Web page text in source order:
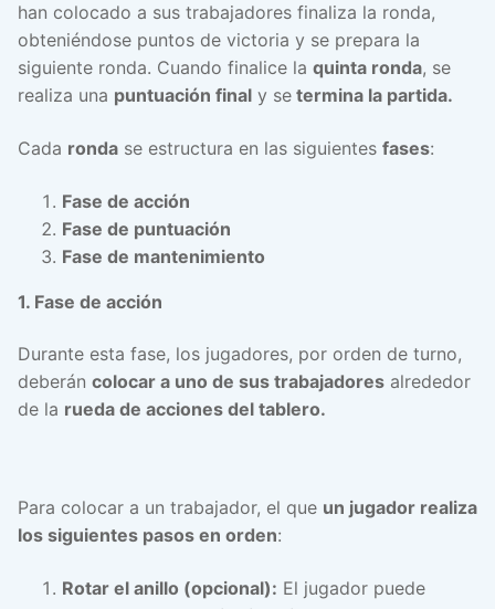
han colocado a sus trabajadores finaliza la ronda,
obteniéndose puntos de victoria y se prepara la
siguiente ronda. Cuando finalice la quinta ronda, se
realiza una puntuación final y se termina la partida.
Cada ronda se estructura en las siguientes fases:
Fase de acción
Fase de puntuación
Fase de mantenimiento
1. Fase de acción
Durante esta fase, los jugadores, por orden de turno,
deberán colocar a uno de sus trabajadores alrededor
de la rueda de acciones del tablero.
Para colocar a un trabajador, el que un jugador realiza
los siguientes pasos en orden:
Rotar el anillo (opcional): El jugador puede